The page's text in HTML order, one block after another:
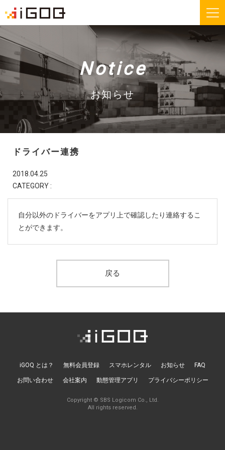
お知らせ
FAQ お問い合わせ
機能紹介
無料会員登録
お問い合わせ
Notice
お知らせ
ドライバー連携
2018.04.25
CATEGORY :
自分以外のドライバーをアプリ上で確認したり連絡するこ
とができます。
戻る
iGOQ とは？ 無料会員登録 スマホレンタル お知らせ FAQ
お問い合わせ 会社案内 動態管理アプリ プライバシーポリシー
Copyright © SBS Logicom Co., Ltd.
All rights reserved.